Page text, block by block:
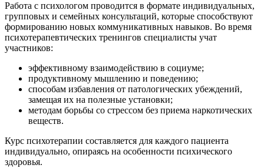
Работа с психологом проводится в формате индивидуальных,
групповых и семейных консультаций, которые способствуют
формированию новых коммуникативных навыков. Во время
психотерапевтических тренингов специалисты учат
участников:
эффективному взаимодействию в социуме;
продуктивному мышлению и поведению;
способам избавления от патологических убеждений,
замещая их на полезные установки;
методам борьбы со стрессом без приема наркотических
веществ.
Курс психотерапии составляется для каждого пациента
индивидуально, опираясь на особенности психического
здоровья.